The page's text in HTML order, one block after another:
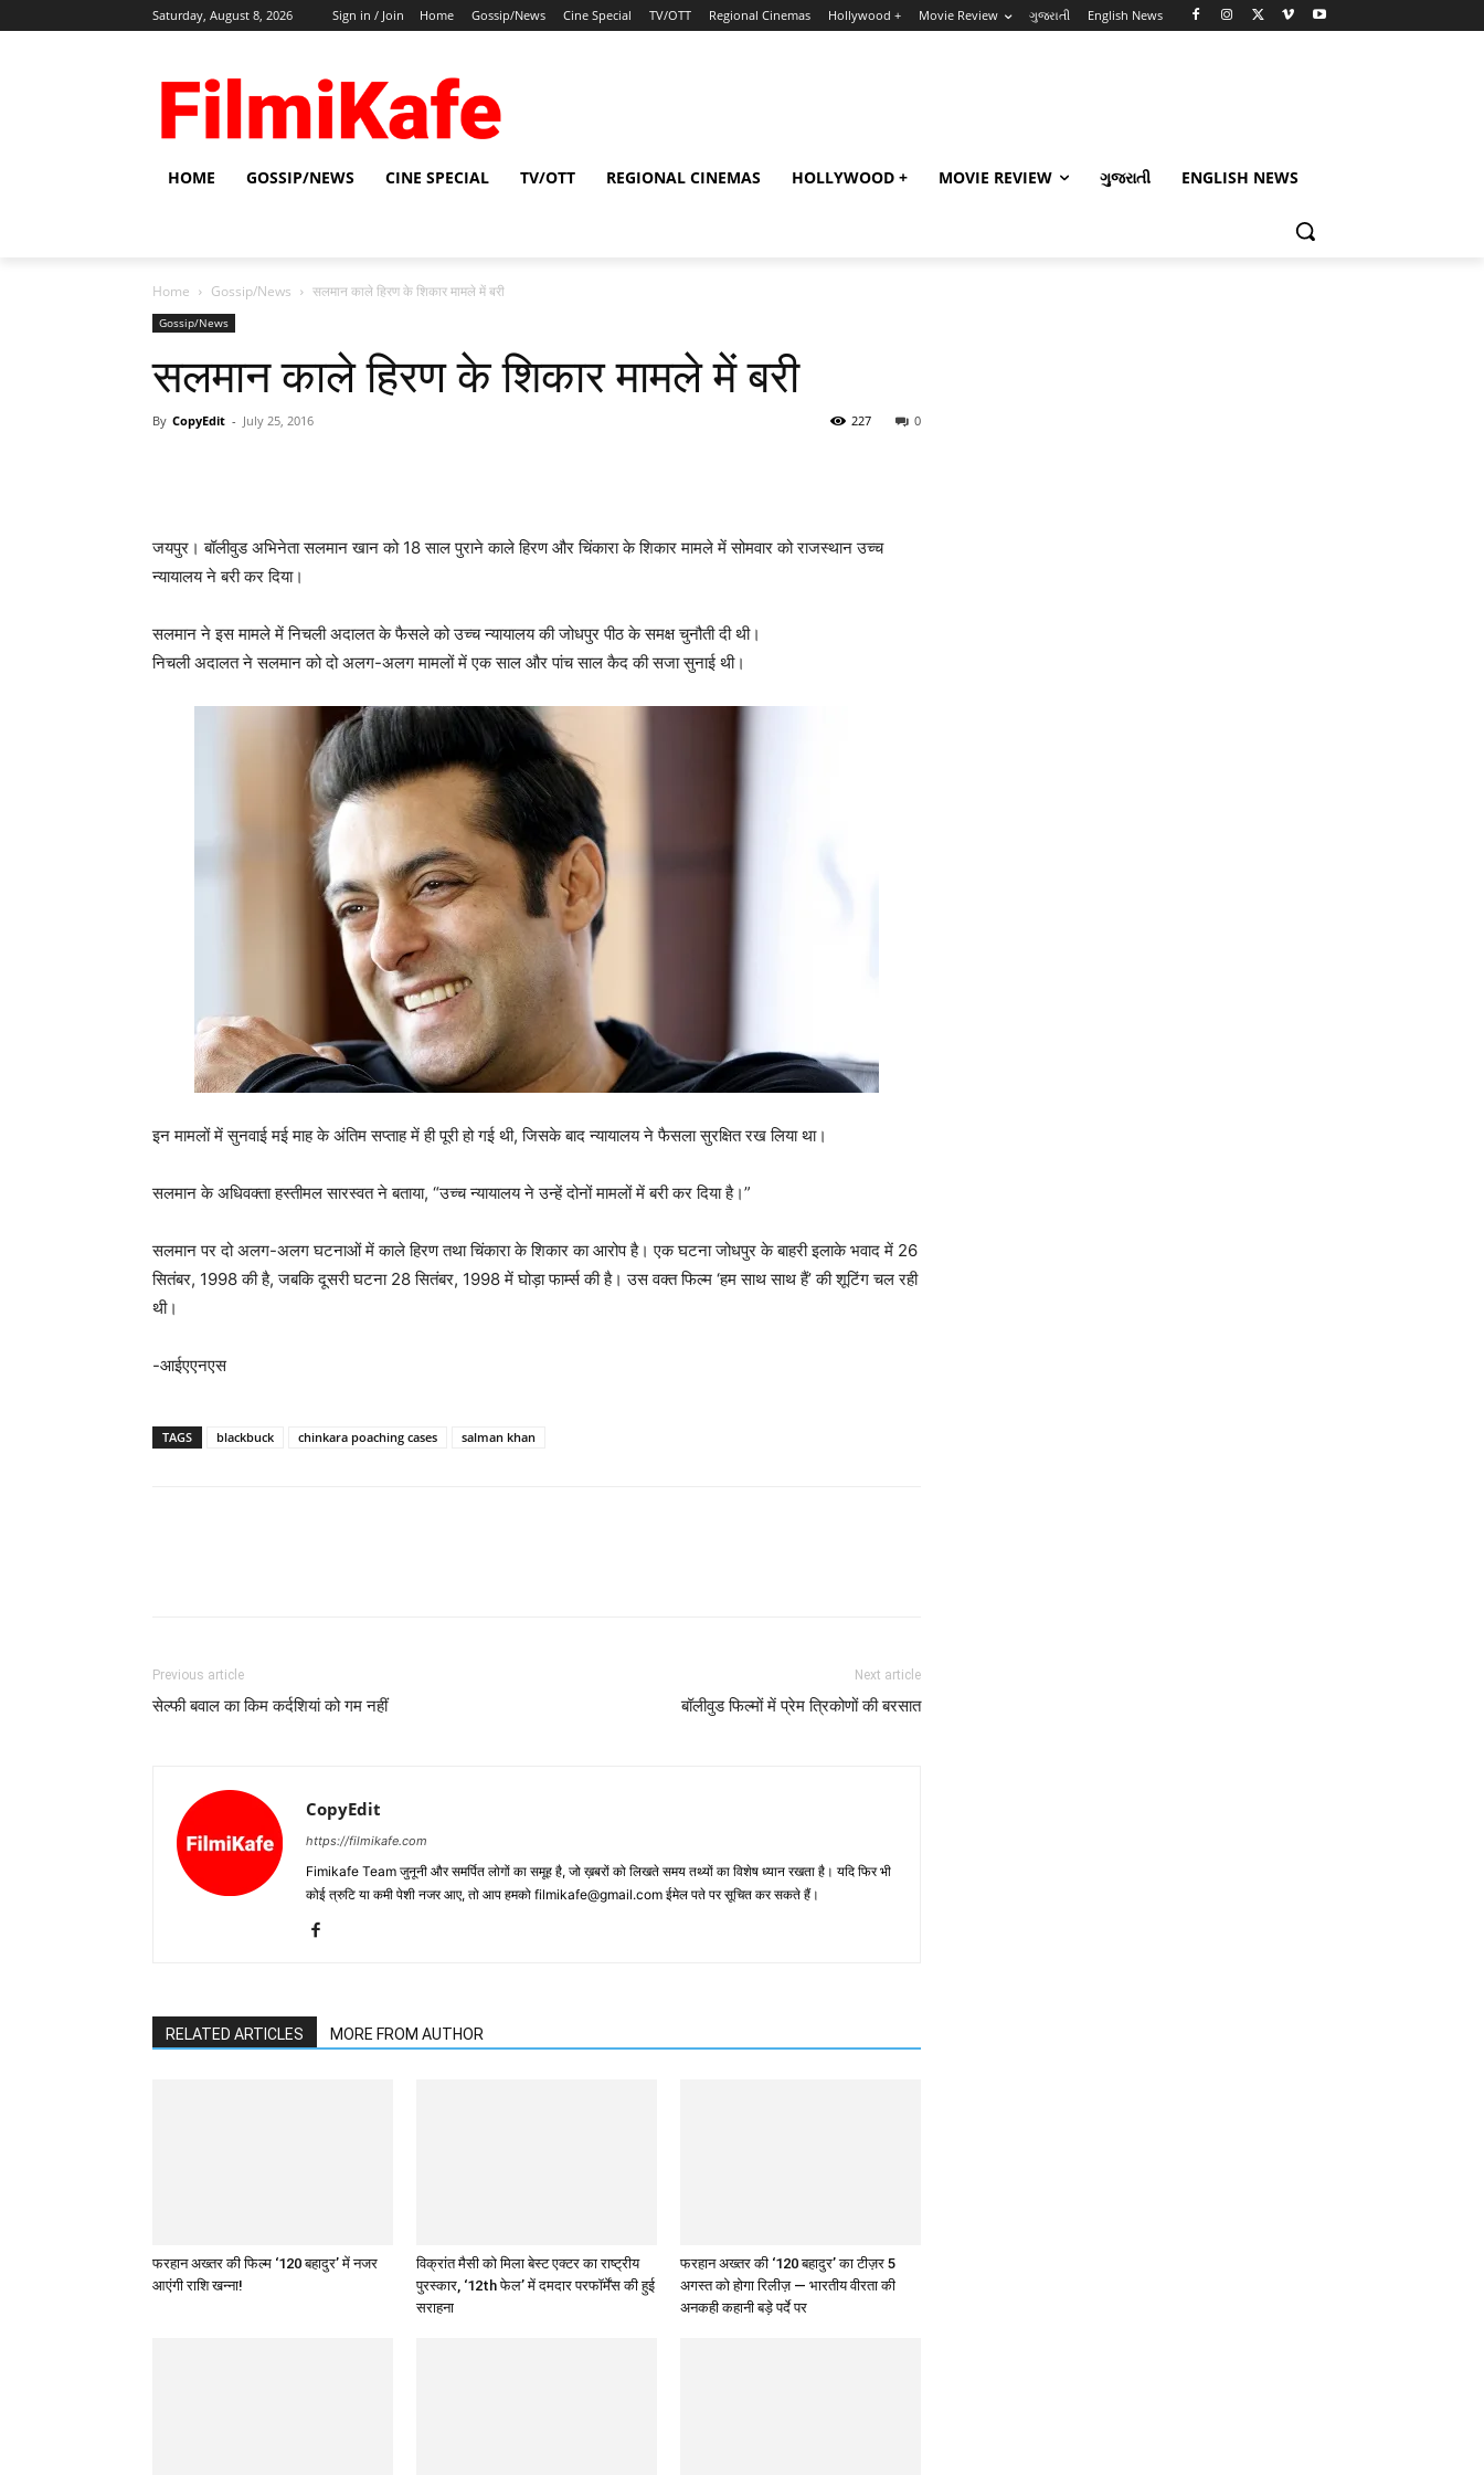
Saturday, August 8, 2026 Sign in / Join Home Gossip/News Cine Special TV/OTT Regional Cinemas Hollywood + Movie Review ગુજરાતી English News
HOME GOSSIP/NEWS CINE SPECIAL TV/OTT REGIONAL CINEMAS HOLLYWOOD + MOVIE REVIEW ગુજરાતી ENGLISH NEWS
Home Gossip/News सलमान काले हिरण के शिकार मामले में बरी
Gossip/News
सलमान काले हिरण के शिकार मामले में बरी
By CopyEdit - July 25, 2016 0
227
जयपुर। बॉलीवुड अभिनेता सलमान खान को 18 साल पुराने काले हिरण और चिंकारा के शिकार मामले में सोमवार को राजस्थान उच्च
न्यायालय ने बरी कर दिया।
सलमान ने इस मामले में निचली अदालत के फैसले को उच्च न्यायालय की जोधपुर पीठ के समक्ष चुनौती दी थी।
निचली अदालत ने सलमान को दो अलग-अलग मामलों में एक साल और पांच साल कैद की सजा सुनाई थी।
इन मामलों में सुनवाई मई माह के अंतिम सप्ताह में ही पूरी हो गई थी, जिसके बाद न्यायालय ने फैसला सुरक्षित रख लिया था।
सलमान के अधिवक्ता हस्तीमल सारस्वत ने बताया, “उच्च न्यायालय ने उन्हें दोनों मामलों में बरी कर दिया है।”
सलमान पर दो अलग-अलग घटनाओं में काले हिरण तथा चिंकारा के शिकार का आरोप है। एक घटना जोधपुर के बाहरी इलाके भवाद में 26
सितंबर, 1998 की है, जबकि दूसरी घटना 28 सितंबर, 1998 में घोड़ा फार्म्स की है। उस वक्त फिल्म ‘हम साथ साथ हैं’ की शूटिंग चल रही
थी।
-आईएएनएस
TAGS blackbuck chinkara poaching cases salman khan
Previous article
सेल्फी बवाल का किम कर्दशियां को गम नहीं
Next article
बॉलीवुड फिल्मों में प्रेम त्रिकोणों की बरसात
CopyEdit
https://filmikafe.com
Fimikafe Team जुनूनी और समर्पित लोगों का समूह है, जो ख़बरों को लिखते समय तथ्‍यों का विशेष ध्‍यान रखता है। यदि फिर भी
कोई त्रुटि या कमी पेशी नजर आए, तो आप हमको filmikafe@gmail.com ईमेल पते पर सूचित कर सकते हैं।
RELATED ARTICLES MORE FROM AUTHOR
फरहान अख्तर की फिल्म ‘120 बहादुर’ में नजर
आएंगी राशि खन्ना!
विक्रांत मैसी को मिला बेस्ट एक्टर का राष्ट्रीय
पुरस्कार, ‘12th फेल’ में दमदार परफॉर्मेंस की हुई
सराहना
फरहान अख्तर की ‘120 बहादुर’ का टीज़र 5
अगस्त को होगा रिलीज़ — भारतीय वीरता की
अनकही कहानी बड़े पर्दे पर